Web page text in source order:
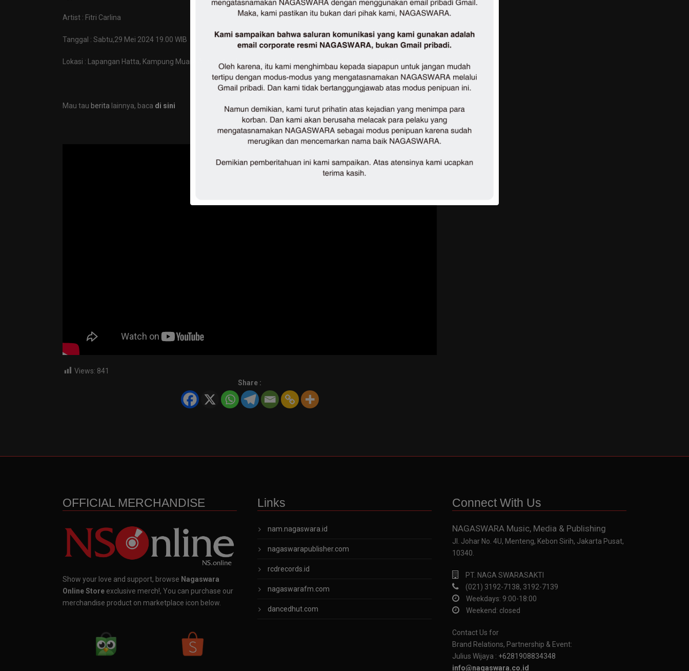
Artist : Fitri Carlina
Tanggal : Sabtu,29 Mei 2024 19.00 WIB
Lokasi : Lapangan Hatta, Kampung Muara Aman, Kec. Lebong Utara, Kabupaten Lebong, Bengkulu 39264
Mau tau berita lainnya, baca di sini
Views: 841
Share :
OFFICIAL MERCHANDISE
Show your love and support, browse Nagaswara
Online Store exclusive merch!, You can purchase our
merchandise product on marketplace icon below.
Links
nam.nagaswara.id
nagaswarapublisher.com
rcdrecords.id
nagaswarafm.com
dancedhut.com
Connect With Us
NAGASWARA Music, Media & Publishing
Jl. Johar No. 4U, Menteng, Kebon Sirih, Jakarta Pusat,
10340.
PT. NAGA SWARASAKTI
(021) 3192-7138, 3192-7139
Weekdays: 9:00-18:00
Weekend: closed
Contact Us for
Brand Relations, Partnership & Event:
Julius Wijaya : +6281908834348
info@nagaswara.co.id